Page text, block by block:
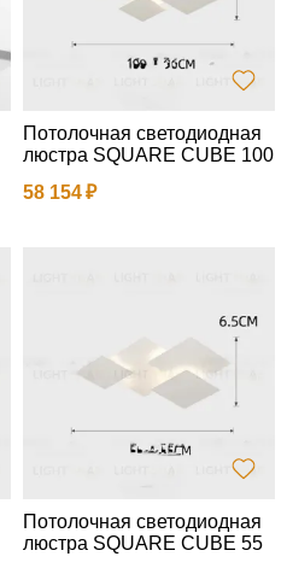
Потолочная светодиодная
люстра SQUARE CUBE 100
58 154
Потолочная светодиодная
люстра SQUARE CUBE 55